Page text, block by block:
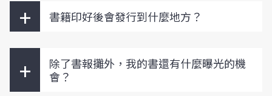
+ 書籍印好後會發行到什麼地方？
+
除了書報攤外，我的書還有什麼曝光的機
會？